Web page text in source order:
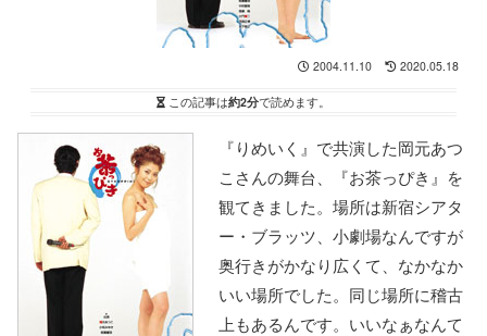
2004.11.10 2020.05.18
この記事は約2分で読めます。
『りめいく』で共演した岡元あつ
こさんの舞台、『お茶っぴき』を
観てきました。場所は新宿シアタ
ー・ブラッツ、小劇場なんですが
奥行きがかなり広くて、なかなか
いい場所でした。同じ場所に稽古
上もあるんです。いいなぁなんて